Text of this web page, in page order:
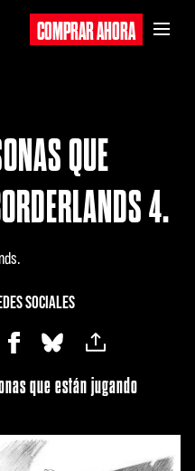
COMPRAR AHORA
QUE
4.
SOCIALES
que están jugando